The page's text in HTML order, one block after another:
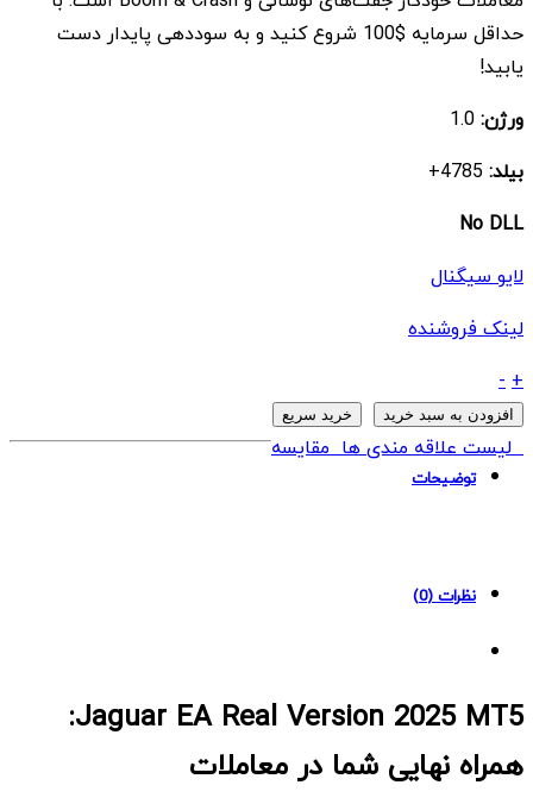
بود. است.
حداقل سرمایه $100 شروع کنید و به سوددهی پایدار دست
یابید!
ورژن:
بیلد:
No DLL
لایو سیگنال
لینک فروشنده
ربات
Jaguar
EA
Real
quantity
+
-
افزودن به سبد خرید خرید سریع
لیست علاقه مندی هامقایسه
توضیحات
نظرات (0)
Jaguar EA Real Version 2025 MT5:
همراه نهایی شما در معاملات